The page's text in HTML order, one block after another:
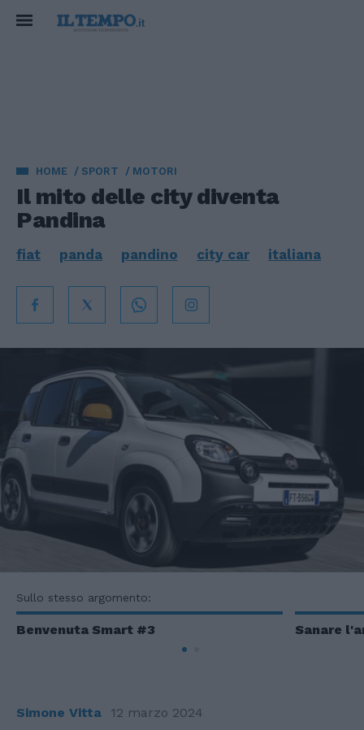
HOME SPORT MOTORI
Il mito delle city diventa
Pandina
fiat panda pandino city car italiana
Sullo stesso argomento:
Benvenuta Smart #3 Sanare
Simone Vitta 12 marzo 2024